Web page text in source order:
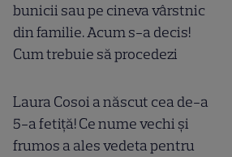
bunicii sau pe cineva vârstnic
din familie. Acum s-a decis!
Cum trebuie să procedezi
Laura Cosoi a născut cea de-a
5-a fetiță! Ce nume vechi și
frumos a ales vedeta pentru